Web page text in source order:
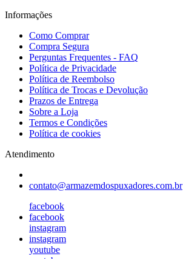
Informações
Como Comprar
Compra Segura
Perguntas Frequentes - FAQ
Política de Privacidade
Política de Reembolso
Política de Trocas e Devolução
Prazos de Entrega
Sobre a Loja
Termos e Condições
Política de cookies
Atendimento
contato@armazemdospuxadores.com.br
facebook
facebook
instagram
instagram
youtube